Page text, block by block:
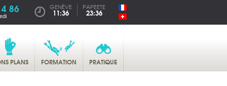
86 GENÈVE
11:36
PAPEETE
23:36
PLANS FORMATION PRATIQUE